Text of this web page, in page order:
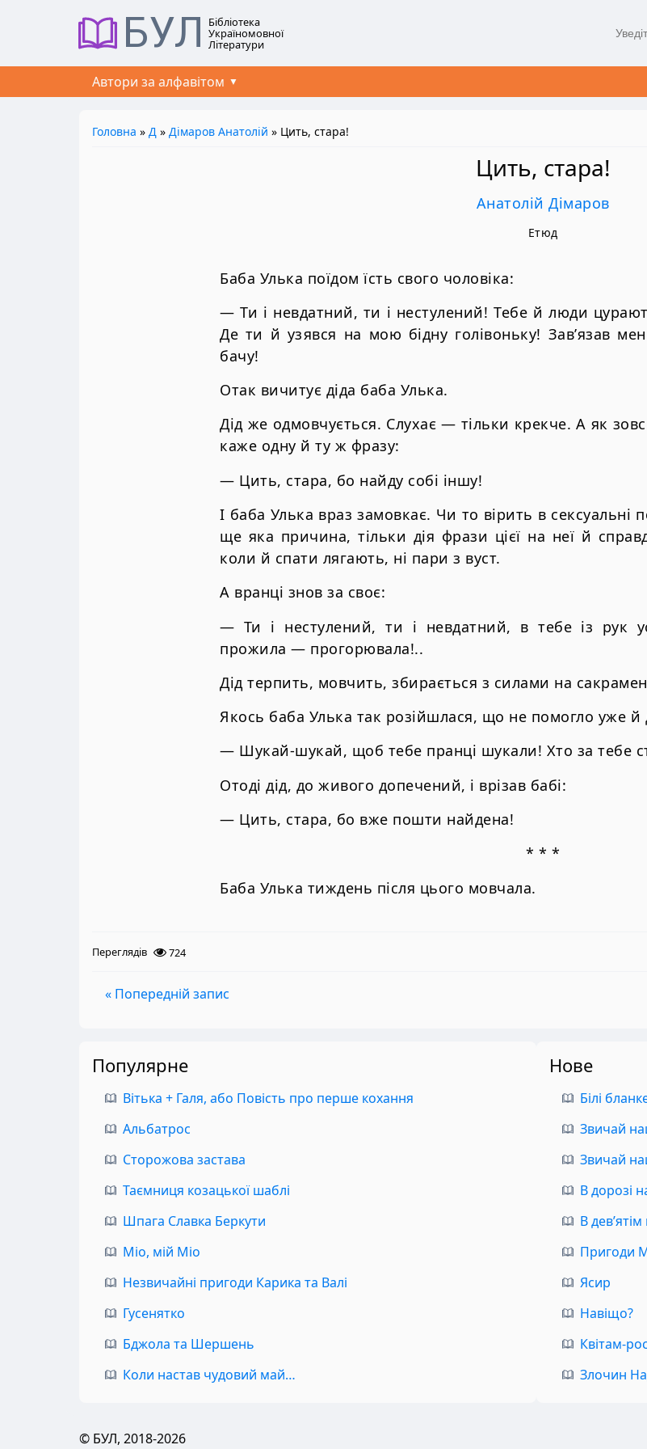
БУЛ Бібліотека
Україномовної
Літератури
Автори за алфавітом
Головна » Д » Дімаров Анатолій » Цить, стара!
Цить, стара!
Анатолій Дімаров
Етюд
Баба Улька поїдом їсть свого чоловіка:
— Ти і невдатний, ти і нестулений! Тебе й люди
Де ти й узявся на мою бідну голівоньку! Зав’язав
бачу!
Отак вичитує діда баба Улька.
Дід же одмовчується. Слухає — тільки крекче. А як
каже одну й ту ж фразу:
— Цить, стара, бо найду собі іншу!
І баба Улька враз замовкає. Чи то вірить в сексуальні
ще яка причина, тільки дія фрази цієї на неї й
коли й спати лягають, ні пари з вуст.
А вранці знов за своє:
— Ти і нестулений, ти і невдатний, в тебе із рук
прожила — прогорювала!..
Дід терпить, мовчить, збирається з силами на
Якось баба Улька так розійшлася, що не помогло уже й
— Шукай-шукай, щоб тебе пранці шукали! Хто за тебе
Отоді дід, до живого допечений, і врізав бабі:
— Цить, стара, бо вже пошти найдена!
* * *
Баба Улька тиждень після цього мовчала.
Переглядів 724
« Попередній запис
Популярне
Вітька + Галя, або Повість про перше кохання
Альбатрос
Сторожова застава
Таємниця козацької шаблі
Шпага Славка Беркути
Міо, мій Міо
Незвичайні пригоди Карика та Валі
Гусенятко
Бджола та Шершень
Коли настав чудовий май…
Нове
Білі
Звичай
Звичай
В дорозі
В дев’ятім
Пригоди
Ясир
Навіщо?
Квітам-
Злочин
© БУЛ, 2018-2026